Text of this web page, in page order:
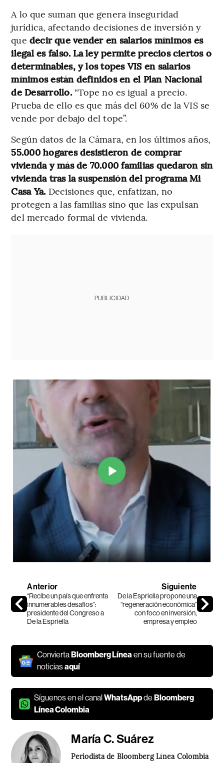
A lo que suman que genera inseguridad
jurídica, afectando decisiones de inversión y
que decir que vender en salarios mínimos es
ilegal es falso. La ley permite precios ciertos o
determinables, y los topes VIS en salarios
mínimos están definidos en el Plan Nacional
de Desarrollo.“Tope no es igual a precio.
Prueba de ello es que más del 60% de la VIS se
vende por debajo del tope”.
Según datos de la Cámara, en los últimos años,
55.000 hogares desistieron de comprar
vivienda y más de 70.000 familias quedaron sin
vivienda tras la suspensión del programa Mi
Casa Ya. Decisiones que, enfatizan, no
protegen a las familias sino que las expulsan
del mercado formal de vivienda.
PUBLICIDAD
Anterior
“Recibe un país que enfrenta
innumerables desafíos”:
presidente del Congreso a
De la Espriella
Siguiente
De la Espriella propone una
“regeneración económica”
con foco en inversión,
empresa y empleo
Convierta Bloomberg Líneaen su fuente de
noticiasaquí
Síguenos en el canalWhatsAppde Bloomberg
Línea Colombia
María C. Suárez
Periodista de Bloomberg Línea Colombia